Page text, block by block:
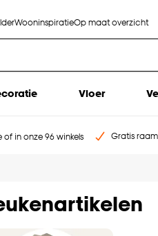
WooninspiratieOp maat overzicht
Vloer
of in onze 96 winkels Gratis